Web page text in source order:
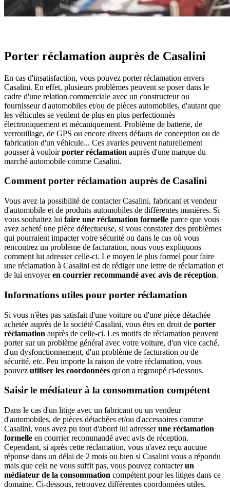
Porter réclamation auprès de Casalini
En cas d'insatisfaction, vous pouvez porter réclamation envers
Casalini. En effet, plusieurs problèmes peuvent se poser dans le
cadre d'une relation commerciale avec un constructeur ou
fournisseur d'automobiles et/ou de pièces automobiles, d'autant que
les véhicules se veulent de plus en plus perfectionnés
électroniquement et mécaniquement. Problème de batterie, de
verrouillage, de GPS ou encore divers défauts de conception ou de
fabrication d'un véhicule... Ces avaries peuvent naturellement
pousser à vouloirporter réclamation auprès d'une marque du
marché automobile comme Casalini.
Comment porter réclamation auprès de Casalini
Vous avez la possibilité de contacter Casalini, fabricant et vendeur
d'automobile et de produits automobiles de différentes manières. Si
vous souhaitez lui faire une réclamation formelle parce que vous
avez acheté une pièce défectueuse, si vous constatez des problèmes
qui pourraient impacter votre sécurité ou dans le cas où vous
rencontrez un problème de facturation, nous vous expliquons
comment lui adresser celle-ci. Le moyen le plus formel pour faire
une réclamation à Casalini est de rédiger une lettre de réclamation et
de lui envoyeren courrier recommandé avec avis de réception.
Informations utiles pour porter réclamation
Si vous n'êtes pas satisfait d'une voiture ou d'une pièce détachée
achetée auprès de la société Casalini, vous êtes en droit de porter
réclamation auprès de celle-ci. Les motifs de réclamation peuvent
porter sur un problème général avec votre voiture, d'un vice caché,
d'un dysfonctionnement, d'un problème de facturation ou de
sécurité, etc. Peu importe la raison de votre réclamation, vous
pouvez utiliser les coordonnées qu'on a regroupé ci-dessous.
Saisir le médiateur à la consommation compétent
Dans le cas d'un litige avec un fabricant ou un vendeur
d'automobiles, de pièces détachées et/ou d'accessoires comme
Casalini, vous avez pu tout d'abord lui adresserune réclamation
formelle en courrier recommandé avec avis de réception.
Cependant, si après cette réclamation, vous n'avez reçu aucune
réponse dans un délai de 2 mois ou bien si Casalini vous a répondu
mais que cela ne vous suffit pas, vous pouvez contacterun
médiateur de la consommation compétent pour les litiges dans ce
domaine. Ci-dessous, retrouvez différentes coordonnées utiles.